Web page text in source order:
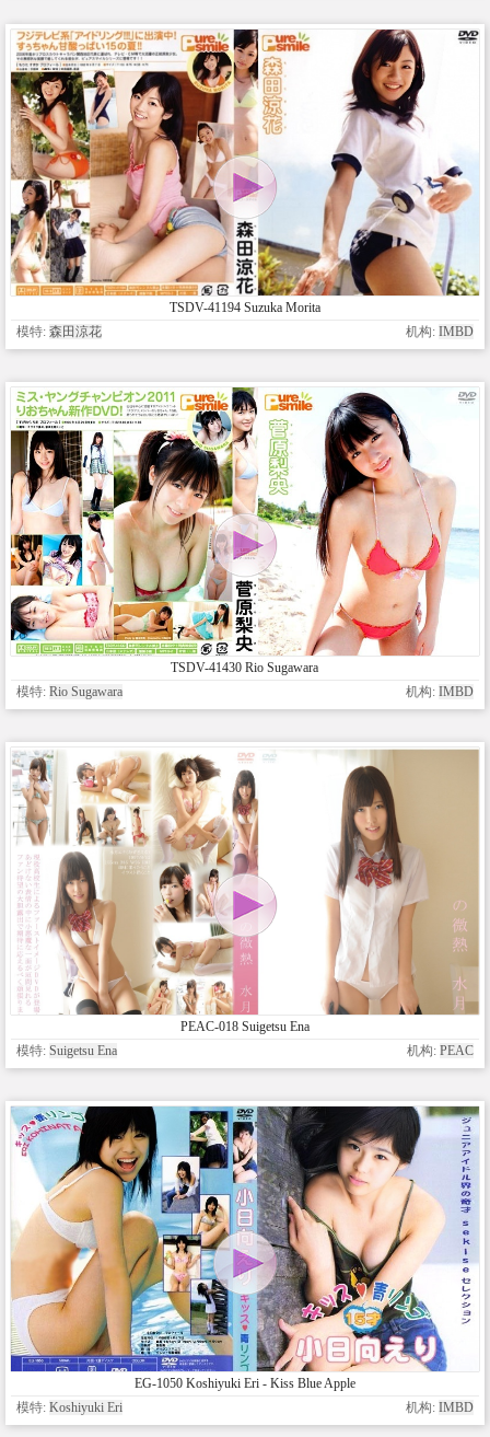
TSDV-41194 Suzuka Morita
模特: 森田涼花 机构: IMBD
TSDV-41430 Rio Sugawara
模特: Rio Sugawara 机构: IMBD
PEAC-018 Suigetsu Ena
模特: Suigetsu Ena 机构: PEAC
EG-1050 Koshiyuki Eri - Kiss Blue Apple
模特: Koshiyuki Eri 机构: IMBD